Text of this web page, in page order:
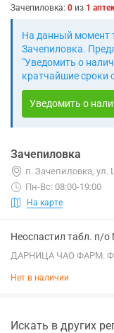
Зачепиловка: 0 из 1
На данный момент
Зачепиловка.
"Уведомить о
кратчайшие сроки
Уведомить о
Зачепиловка
п. Зачепиловка, ул.
Пн-Вс: 08:00-19:00
На карте
Неоспастил табл. п/
ДАРНИЦА ЧАО ФАРМ.
Нет в наличии
Искать в других